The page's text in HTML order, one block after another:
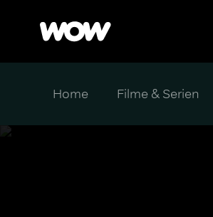
Home Filme & Serien